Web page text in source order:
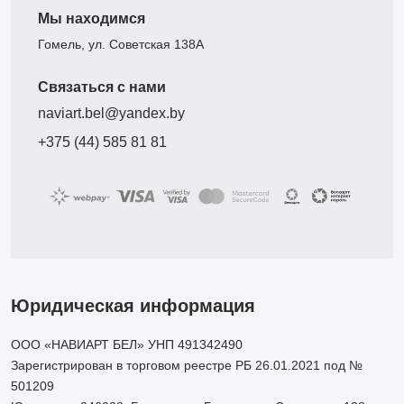
Мы находимся
Гомель, ул. Советская 138А
Связаться с нами
naviart.bel@yandex.by
+375 (44) 585 81 81
Юридическая информация
ООО «НАВИАРТ БЕЛ» УНП 491342490
Зарегистрирован в торговом реестре РБ 26.01.2021 под №
501209